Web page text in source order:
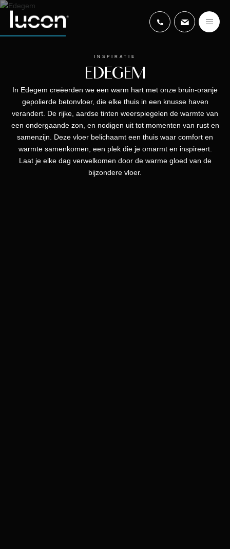
INSPIRATIE
EDEGEM
In Edegem creëerden we een warm hart met onze bruin-oranje
gepolierde betonvloer, die elke thuis in een knusse haven
verandert. De rijke, aardse tinten weerspiegelen de warmte van
een ondergaande zon, en nodigen uit tot momenten van rust en
samenzijn. Deze vloer belichaamt een thuis waar comfort en
warmte samenkomen, een plek die je omarmt en inspireert.
Laat je elke dag verwelkomen door de warme gloed van de
bijzondere vloer.